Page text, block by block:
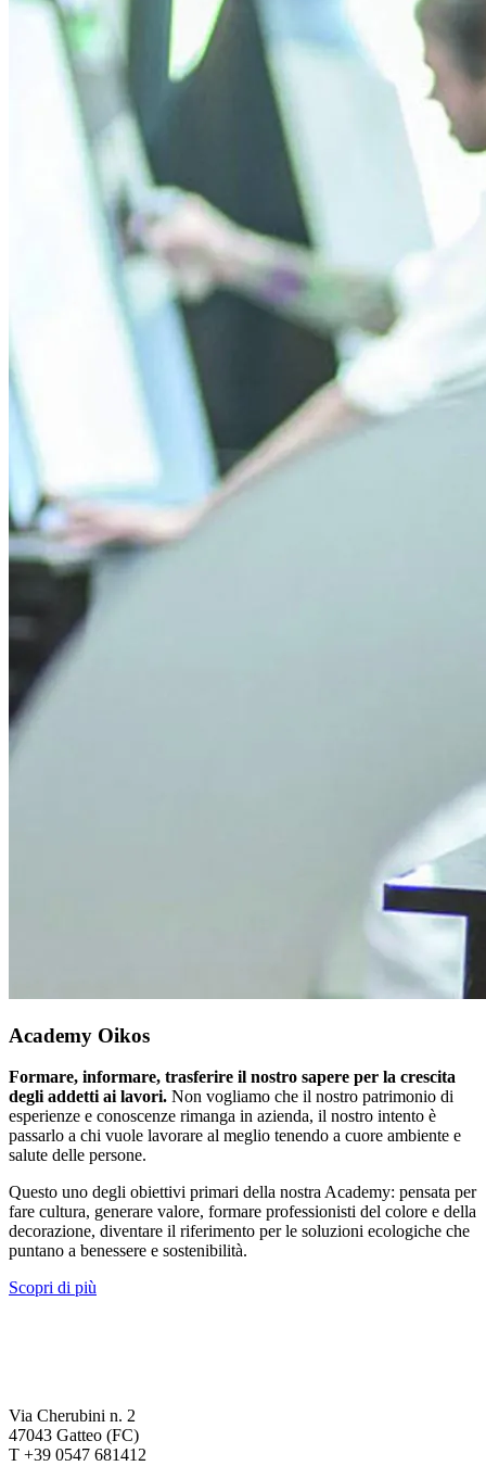
Academy Oikos
Formare, informare, trasferire il nostro sapere per la crescita
degli addetti ai lavori. Non vogliamo che il nostro patrimonio di
esperienze e conoscenze rimanga in azienda, il nostro intento è
passarlo a chi vuole lavorare al meglio tenendo a cuore ambiente e
salute delle persone.
Questo uno degli obiettivi primari della nostra Academy: pensata per
fare cultura, generare valore, formare professionisti del colore e della
decorazione, diventare il riferimento per le soluzioni ecologiche che
puntano a benessere e sostenibilità.
Scopri di più
Via Cherubini n. 2
47043 Gatteo (FC)
T +39 0547 681412